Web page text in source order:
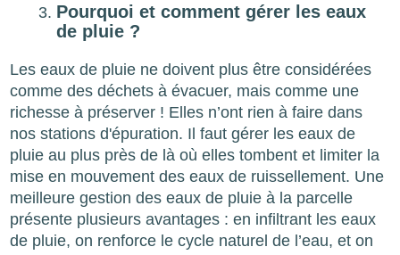
Pourquoi et comment gérer les eaux
de pluie ?
Les eaux de pluie ne doivent plus être considérées
comme des déchets à évacuer, mais comme une
richesse à préserver ! Elles n’ont rien à faire dans
nos stations d'épuration. Il faut gérer les eaux de
pluie au plus près de là où elles tombent et limiter la
mise en mouvement des eaux de ruissellement. Une
meilleure gestion des eaux de pluie à la parcelle
présente plusieurs avantages : en infiltrant les eaux
de pluie, on renforce le cycle naturel de l’eau, et on